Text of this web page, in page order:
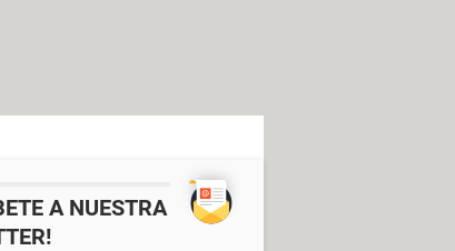
A NUESTRA